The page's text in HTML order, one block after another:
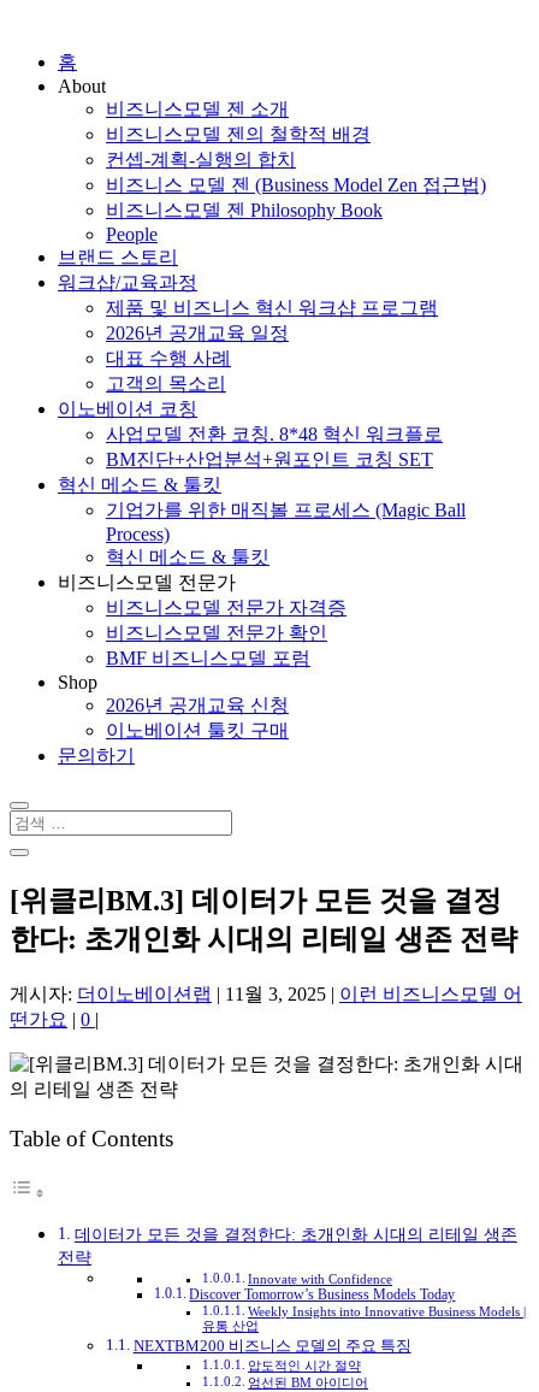
홈
About
비즈니스모델 젠 소개
비즈니스모델 젠의 철학적 배경
컨셉-계획-실행의 합치
비즈니스 모델 젠 (Business Model Zen 접근법)
비즈니스모델 젠 Philosophy Book
People
브랜드 스토리
워크샵/교육과정
제품 및 비즈니스 혁신 워크샵 프로그램
2026년 공개교육 일정
대표 수행 사례
고객의 목소리
이노베이션 코칭
사업모델 전환 코칭. 8*48 혁신 워크플로
BM진단+산업분석+원포인트 코칭 SET
혁신 메소드 & 툴킷
기업가를 위한 매직볼 프로세스 (Magic Ball
Process)
혁신 메소드 & 툴킷
비즈니스모델 전문가
비즈니스모델 전문가 자격증
비즈니스모델 전문가 확인
BMF 비즈니스모델 포럼
Shop
2026년 공개교육 신청
이노베이션 툴킷 구매
문의하기
[위클리BM.3] 데이터가 모든 것을 결정
한다: 초개인화 시대의 리테일 생존 전략
게시자: 더이노베이션랩 | 11월 3, 2025 | 이런 비즈니스모델 어
떤가요 | 0 |
Table of Contents
데이터가 모든 것을 결정한다: 초개인화 시대의 리테일 생존
전략
Innovate with Confidence
Discover Tomorrow’s Business Models Today
Weekly Insights into Innovative Business Models |
유통 산업
NEXTBM200 비즈니스 모델의 주요 특징
압도적인 시간 절약
엄선된 BM 아이디어